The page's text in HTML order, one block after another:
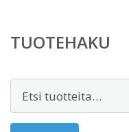
TUOTEHAKU